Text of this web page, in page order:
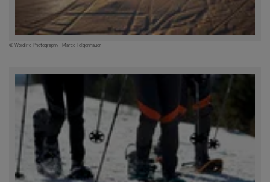
© Woidlife Photography - Marco Felgenhauer